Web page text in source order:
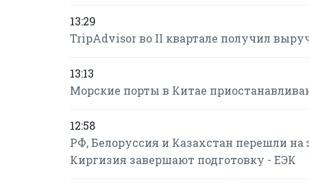
13:29
TripAdvisor во II квартале получил
13:13
Морские порты в Китае
12:58
РФ, Белоруссия и Казахстан перешли
Киргизия завершают подготовку - ЕЭК